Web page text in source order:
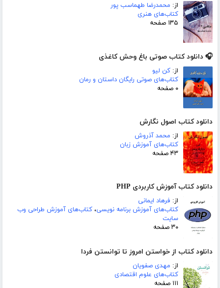
از: محمدرضا طهماسب پور
کتاب‌های هنری
۱۳۵ صفحه
🎧 دانلود کتاب صوتی باغ وحش کاغذی
از: کن لیو
کتاب‌های صوتی رایگان داستان و رمان
۰ صفحه
دانلود کتاب اصول نگارش
از: محمد آذروش
کتاب‌های آموزش زبان
۴۳ صفحه
دانلود کتاب آموزش کاربردی PHP
از: فرهاد ایمانی
کتاب‌های آموزش برنامه نویسی، کتاب‌های آموزش طراحی وب
سایت
۳۰ صفحه
دانلود کتاب از خواستن امروز تا توانستن فردا
از: مهدی صفویان
کتاب‌های علوم اقتصادی
۱۱۱ صفحه